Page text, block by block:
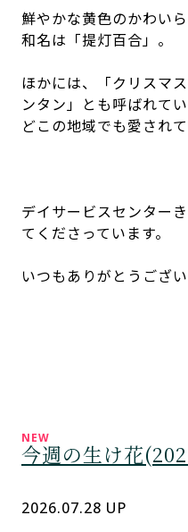
鮮やかな黄色のかわい
和名は「提灯百合」。
ほかには、「クリスマ
ンタン」とも呼ばれて
どこの地域でも愛され
デイサービスセンター
てくださっています。
いつもありがとうござい
今週の生け花
2026.07.28 UP